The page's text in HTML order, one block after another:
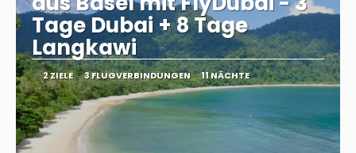
Tage Dubai + 8 Tage
Langkawi
2 ZIELE 3 FLUGVERBINDUNGEN 11 NÄCHTE